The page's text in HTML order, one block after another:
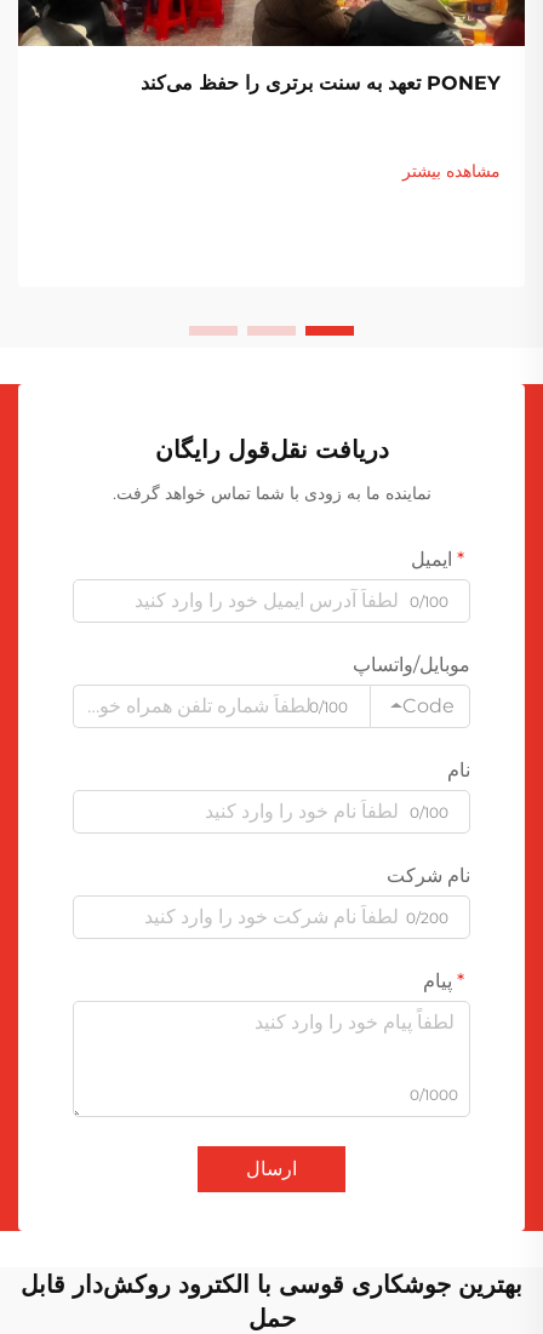
PONEY تعهد به سنت برتری را حفظ می‌کند
مشاهده بیشتر
دریافت نقل‌قول رایگان
نماینده ما به زودی با شما تماس خواهد گرفت.
ایمیل
0/100
موبایل/واتساپ
Code
0/100
نام
0/100
نام شرکت
0/200
پیام
0/1000
ارسال
بهترین جوشکاری قوسی با الکترود روکش‌دار قابل
حمل